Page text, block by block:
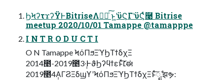
ϦϞʔτϫʔΫͰBitriseΛಋೖͨ͠ ͱ͖ʹϋϚΓʹϋϚͬͨ࿩ Bitrise
meetup 2020/10/01 Tamappe @tamapppe
I N T R O D U C T I
O N Tamappe ϞόΠϧΞϓϦΤϯδχΞ
2014೥-2019೥3݄·ͰϑϦʔϥϯεͱͯ͠׆ಈ
2019೥4݄ΑΓϨΞδϣϒʹϞόΠϧΞϓϦΤϯδχΞͱͯ͠ೖࣾ झຯ: